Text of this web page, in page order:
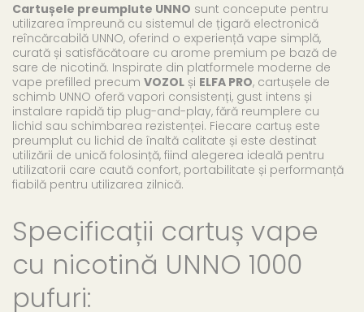
Cartușele preumplute UNNO sunt concepute pentru
utilizarea împreună cu sistemul de țigară electronică
reîncărcabilă UNNO, oferind o experiență vape simplă,
curată și satisfăcătoare cu arome premium pe bază de
sare de nicotină. Inspirate din platformele moderne de
vape prefilled precum VOZOL și ELFA PRO, cartușele de
schimb UNNO oferă vapori consistenți, gust intens și
instalare rapidă tip plug-and-play, fără reumplere cu
lichid sau schimbarea rezistenței. Fiecare cartuș este
preumplut cu lichid de înaltă calitate și este destinat
utilizării de unică folosință, fiind alegerea ideală pentru
utilizatorii care caută confort, portabilitate și performanță
fiabilă pentru utilizarea zilnică.
Specificații cartuș vape
cu nicotină UNNO 1000
pufuri: